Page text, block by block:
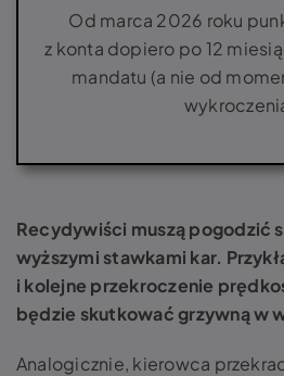
Od marca 2026 roku
z konta dopiero po 12
mandatu (a nie od
Recydywiści muszą pogodzić
wyższymi stawkami kar.
i kolejne przekroczenie
będzie skutkować grzywną w
Analogicznie, kierowca